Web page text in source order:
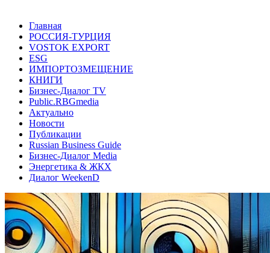
Главная
РОССИЯ-ТУРЦИЯ
VOSTOK EXPORT
ESG
ИМПОРТОЗМЕЩЕНИЕ
КНИГИ
Бизнес-Диалог TV
Public.RBGmedia
Актуально
Новости
Публикации
Russian Business Guide
Бизнес-Диалог Media
Энергетика & ЖКХ
Диалог WeekenD